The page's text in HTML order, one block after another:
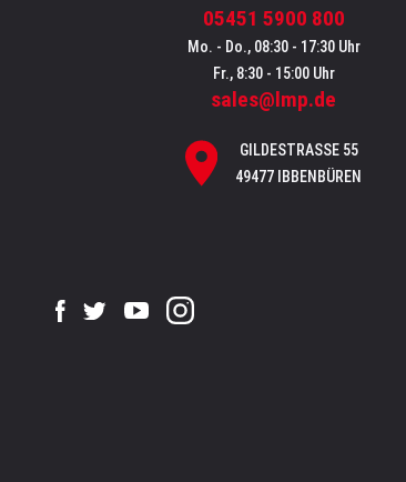
05451 5900 800
Mo. - Do., 08:30 - 17:30 Uhr
Fr., 8:30 - 15:00 Uhr
sales@lmp.de
GILDESTRASSE 55
49477 IBBENBÜREN